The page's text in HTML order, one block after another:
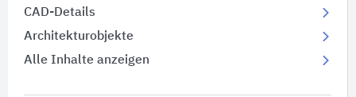
CAD-Details
Architekturobjekte
Alle Inhalte anzeigen